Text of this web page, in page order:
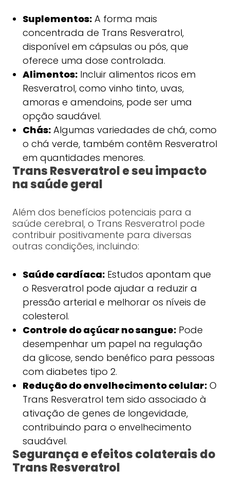
Suplementos:A forma mais
concentrada de Trans Resveratrol,
disponível em cápsulas ou pós, que
oferece uma dose controlada.
Alimentos:Incluir alimentos ricos em
Resveratrol, como vinho tinto, uvas,
amoras e amendoins, pode ser uma
opção saudável.
Chás:Algumas variedades de chá, como
o chá verde, também contêm Resveratrol
em quantidades menores.
Trans Resveratrol e seu impacto
na saúde geral
Além dos benefícios potenciais para a
saúde cerebral, o Trans Resveratrol pode
contribuir positivamente para diversas
outras condições, incluindo:
Saúde cardíaca:Estudos apontam que
o Resveratrol pode ajudar a reduzir a
pressão arterial e melhorar os níveis de
colesterol.
Controle do açúcar no sangue:Pode
desempenhar um papel na regulação
da glicose, sendo benéfico para pessoas
com diabetes tipo 2.
Redução do envelhecimento celular:O
Trans Resveratrol tem sido associado à
ativação de genes de longevidade,
contribuindo para o envelhecimento
saudável.
Segurança e efeitos colaterais do
Trans Resveratrol